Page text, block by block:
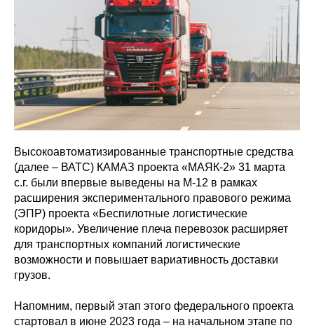
Высокоавтоматизированные транспортные средства
(далее – ВАТС) КАМАЗ проекта «МАЯК-2» 31 марта
с.г. были впервые выведены на М-12 в рамках
расширения экспериментального правового режима
(ЭПР) проекта «Беспилотные логистические
коридоры». Увеличение плеча перевозок расширяет
для транспортных компаний логистические
возможности и повышает вариативность доставки
грузов.
Напомним, первый этап этого федерального проекта
стартовал в июне 2023 года – на начальном этапе по